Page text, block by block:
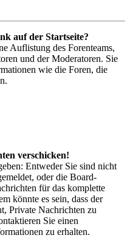
auf der Startseite?
Auflistung des Forenteams,
und der Moderatoren. Sie
wie die Foren, die
verschicken!
Entweder Sie sind nicht
oder die Board-
für das komplette
könnte es sein, dass der
Private Nachrichten zu
Sie einen
zu erhalten.